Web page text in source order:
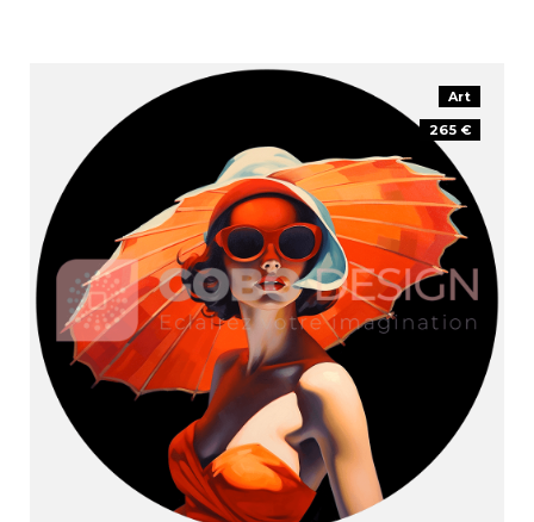
Art
265 €